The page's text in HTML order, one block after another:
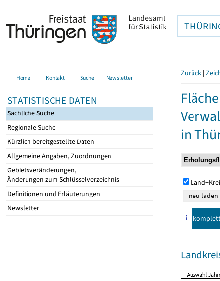
Home Kontakt Suche Newsletter
STATISTISCHE DATEN
Sachliche Suche
Regionale Suche
Kürzlich bereitgestellte Daten
Allgemeine Angaben, Zuordnungen
Gebietsveränderungen,
Änderungen zum Schlüsselverzeichnis
Definitionen und Erläuterungen
Newsletter
Zurück |
in
komplett